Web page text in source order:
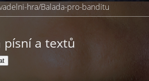
hra/Balada-pro-banditu
písní a textů